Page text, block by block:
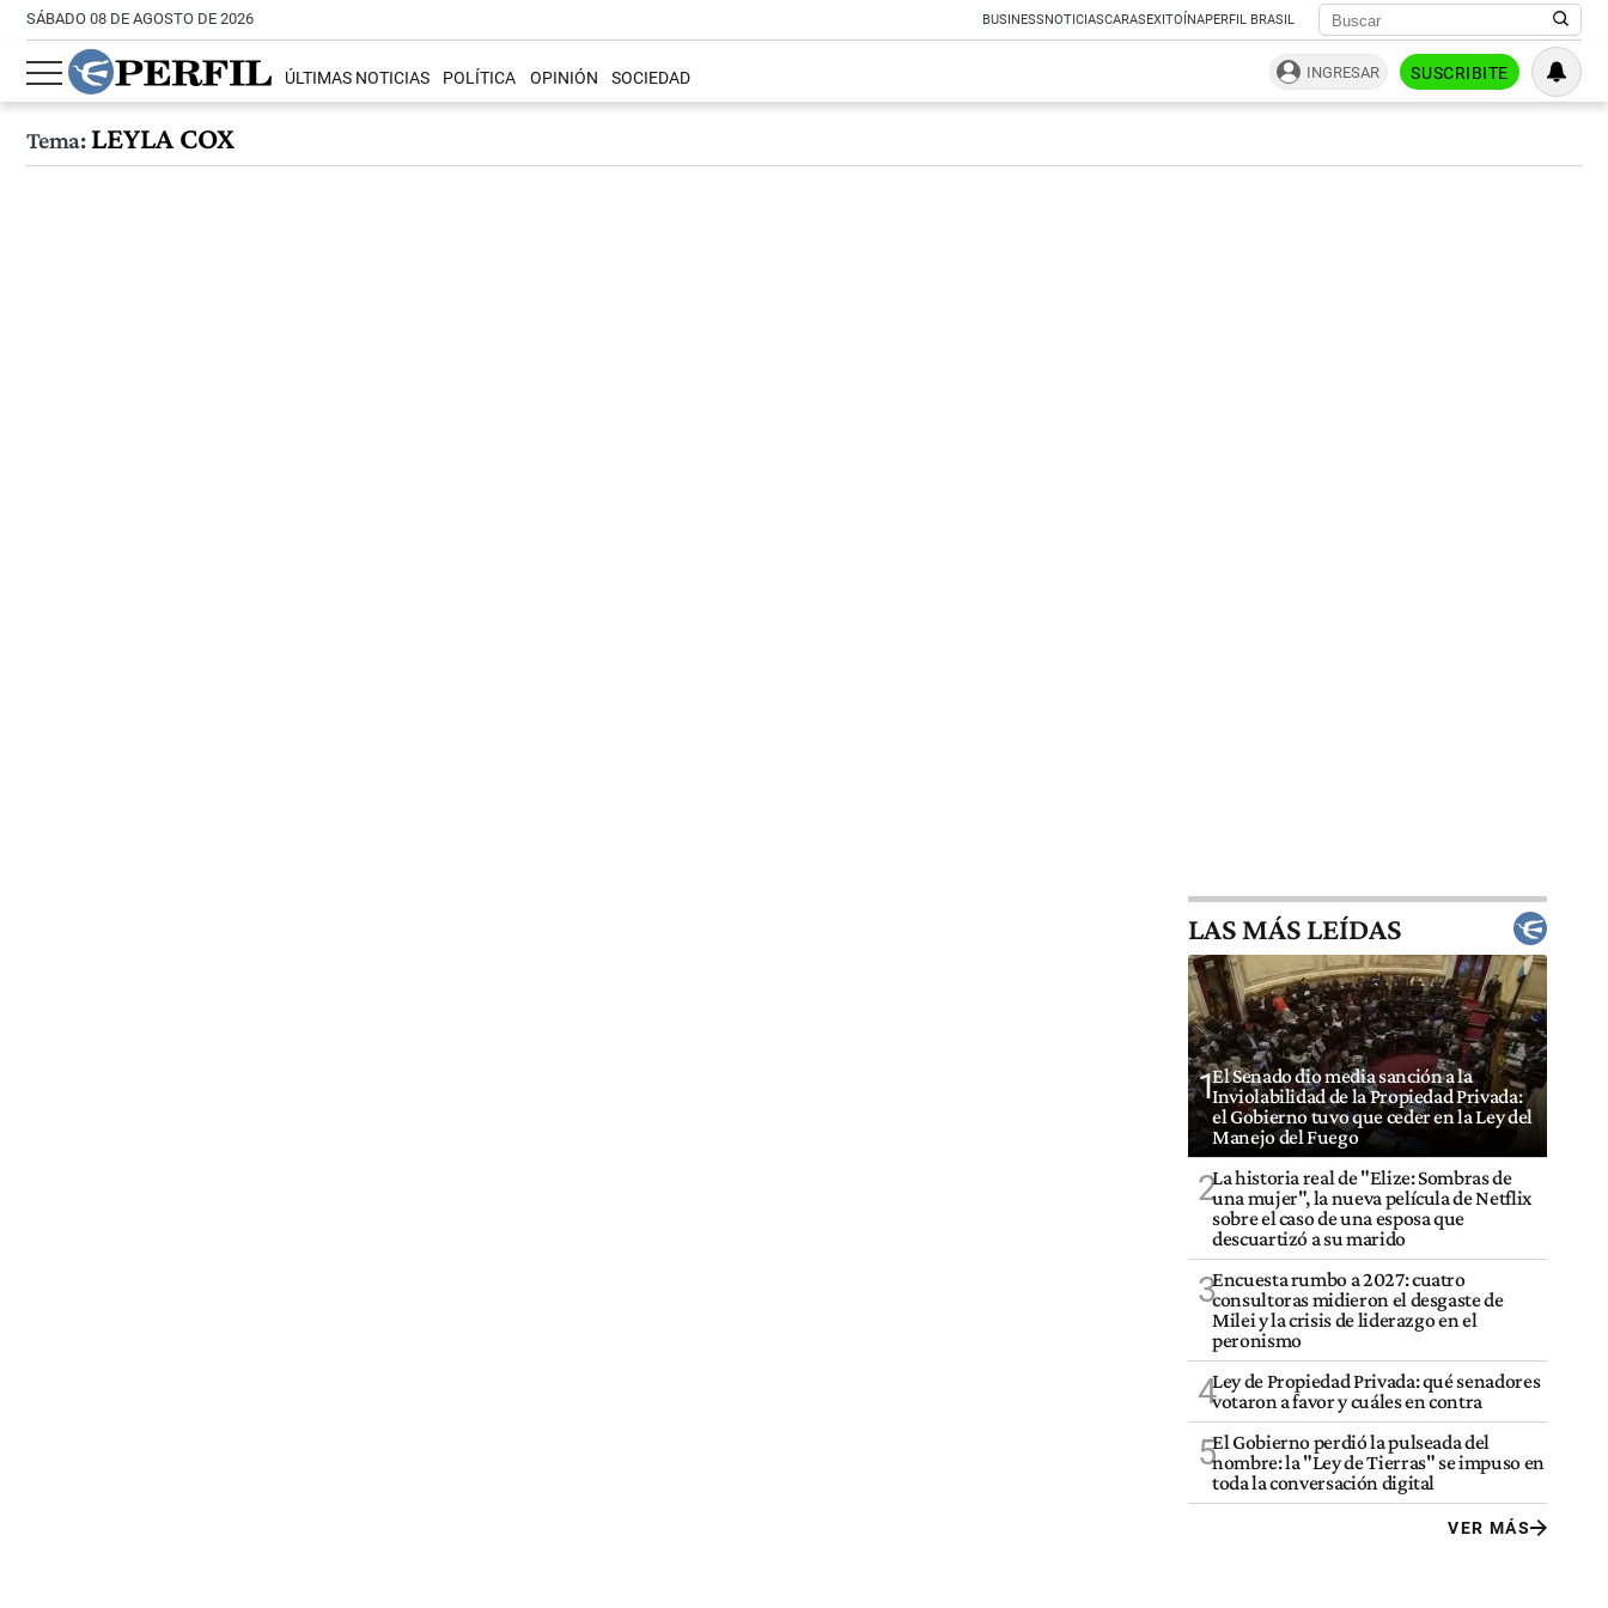
SÁBADO 08 DE AGOSTO DE 2026 BUSINESSNOTICIASCARASEXITOÍNAPERFIL BRASIL
ÚLTIMAS NOTICIAS POLÍTICA OPINIÓN SOCIEDAD INGRESAR SUSCRIBITE
Tema:LEYLA COX
LAS MÁS LEÍDAS
1El Senado dio media sanción a la
Inviolabilidad de la Propiedad Privada:
el Gobierno tuvo que ceder en la Ley del
Manejo del Fuego
2La historia real de "Elize: Sombras de
una mujer", la nueva película de Netflix
sobre el caso de una esposa que
descuartizó a su marido
3Encuesta rumbo a 2027: cuatro
consultoras midieron el desgaste de
Milei y la crisis de liderazgo en el
peronismo
4Ley de Propiedad Privada: qué senadores
votaron a favor y cuáles en contra
5El Gobierno perdió la pulseada del
nombre: la "Ley de Tierras" se impuso en
toda la conversación digital
VER MÁS